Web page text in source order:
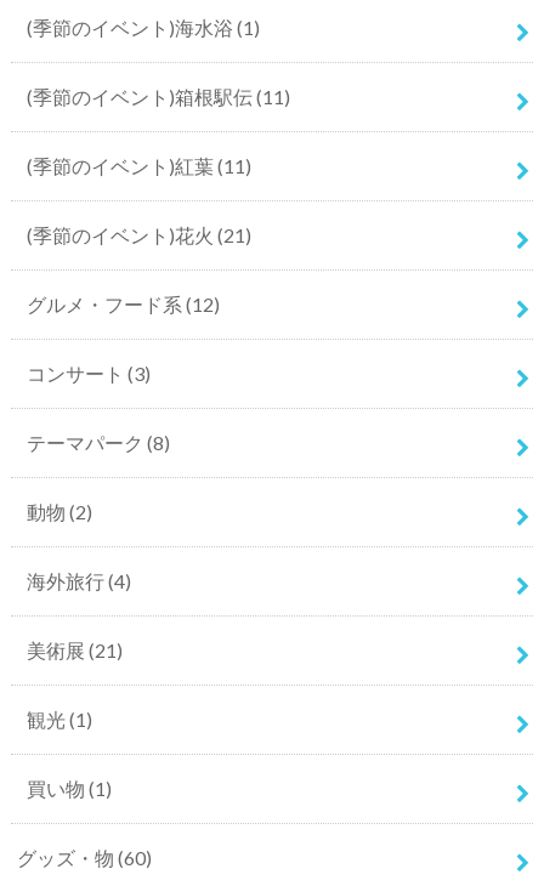
(季節のイベント)海水浴 (1)
(季節のイベント)箱根駅伝(11)
(季節のイベント)紅葉(11)
(季節のイベント)花火 (21)
グルメ・フード系 (12)
コンサート (3)
テーマパーク (8)
動物 (2)
海外旅行(4)
美術展 (21)
観光(1)
買い物 (1)
グッズ・物 (60)